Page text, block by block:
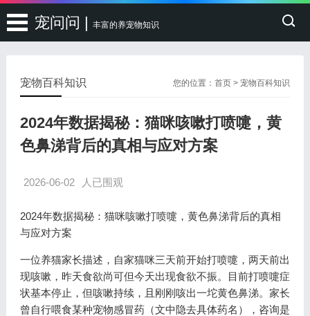
宠问问 | 丰富的养宠物知识
您的位置：首页 >宠物百科知识
宠物百科知识
2024年数据揭秘：猫咪咳嗽打喷嚏，黄
色鼻涕背后的真相与应对方案
2026-06-02 人已围观
2024年数据揭秘：猫咪咳嗽打喷嚏，黄色鼻涕背后的真相
与应对方案
一位养猫家长描述，自家猫咪三天前开始打喷嚏，两天前出
现咳嗽，昨天食欲尚可但今天出现食欲不振。目前打喷嚏症
状基本停止，但咳嗽持续，且刚刚咳出一坨黄色鼻涕。家长
曾自行喂食某种宠物感冒药（文中隐去具体药名），咨询是